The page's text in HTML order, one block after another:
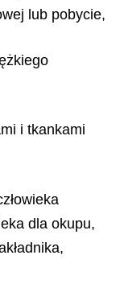
lub pobycie,
i tkankami
dla okupu,